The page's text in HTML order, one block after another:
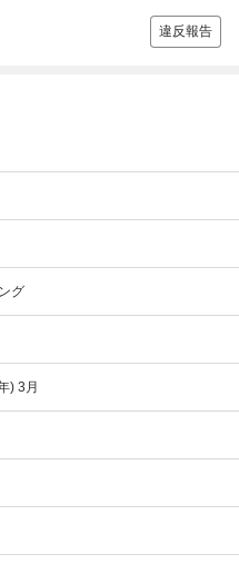
違反報告
グ
) 3月